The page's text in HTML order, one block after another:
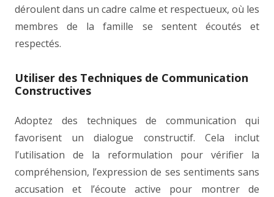
déroulent dans un cadre calme et respectueux, où les
membres de la famille se sentent écoutés et
respectés.
Utiliser des Techniques de Communication
Constructives
Adoptez des techniques de communication qui
favorisent un dialogue constructif. Cela inclut
l’utilisation de la reformulation pour vérifier la
compréhension, l’expression de ses sentiments sans
accusation et l’écoute active pour montrer de